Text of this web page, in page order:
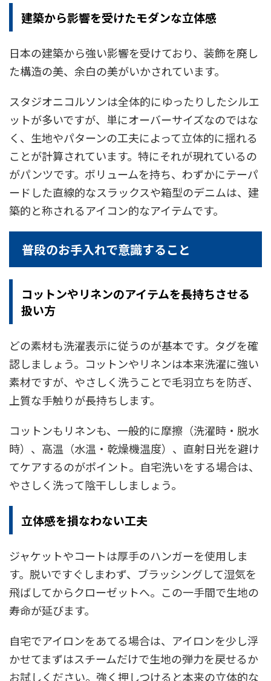
建築から影響を受けたモダンな立体感
日本の建築から強い影響を受けており、装飾を廃し
た構造の美、余白の美がいかされています。
スタジオニコルソンは全体的にゆったりしたシルエ
ットが多いですが、単にオーバーサイズなのではな
く、生地やパターンの工夫によって立体的に揺れる
ことが計算されています。特にそれが現れているの
がパンツです。ボリュームを持ち、わずかにテーパ
ードした直線的なスラックスや箱型のデニムは、建
築的と称されるアイコン的なアイテムです。
普段のお手入れで意識すること
コットンやリネンのアイテムを長持ちさせる
扱い方
どの素材も洗濯表示に従うのが基本です。タグを確
認しましょう。コットンやリネンは本来洗濯に強い
素材ですが、やさしく洗うことで毛羽立ちを防ぎ、
上質な手触りが長持ちします。
コットンもリネンも、一般的に摩擦（洗濯時・脱水
時）、高温（水温・乾燥機温度）、直射日光を避け
てケアするのがポイント。自宅洗いをする場合は、
やさしく洗って陰干ししましょう。
立体感を損なわない工夫
ジャケットやコートは厚手のハンガーを使用しま
す。脱いですぐしまわず、ブラッシングして湿気を
飛ばしてからクローゼットへ。この一手間で生地の
寿命が延びます。
自宅でアイロンをあてる場合は、アイロンを少し浮
かせてまずはスチームだけで生地の弾力を戻せるか
お試しください。強く押しつけると本来の立体的な